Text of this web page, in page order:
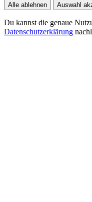
Alle ablehnen Auswahl
Du kannst die genaue
Datenschutzerklärung